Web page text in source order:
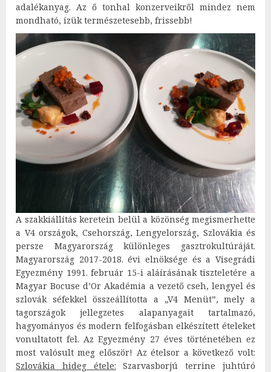
adalékanyag. Az ő tonhal konzerveikről mindez nem
mondható, ízük természetesebb, frissebb!
A szakkiállítás keretein belül a közönség megismerhette
a V4 országok, Csehország, Lengyelország, Szlovákia és
persze Magyarország különleges gasztrokultúráját.
Magyarország 2017-2018. évi elnöksége és a Visegrádi
Egyezmény 1991. február 15-i aláírásának tiszteletére a
Magyar Bocuse d’Or Akadémia a vezető cseh, lengyel és
szlovák séfekkel összeállította a „V4 Menüt”, mely a
tagországok jellegzetes alapanyagait tartalmazó,
hagyományos és modern felfogásban elkészített ételeket
vonultatott fel. Az Egyezmény 27 éves történetében ez
most valósult meg először! Az ételsor a következő volt:
Szlovákia hideg étele:
Szarvasborjú terrine juhtúró